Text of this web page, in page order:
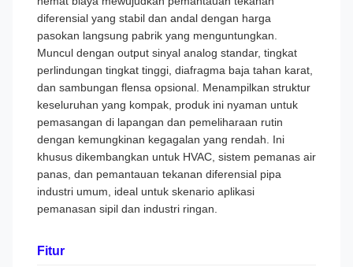
diferensial yang stabil dan andal dengan harga
pasokan langsung pabrik yang menguntungkan.
Muncul dengan output sinyal analog standar, tingkat
perlindungan tingkat tinggi, diafragma baja tahan karat,
dan sambungan flensa opsional. Menampilkan struktur
keseluruhan yang kompak, produk ini nyaman untuk
pemasangan di lapangan dan pemeliharaan rutin
dengan kemungkinan kegagalan yang rendah. Ini
khusus dikembangkan untuk HVAC, sistem pemanas air
panas, dan pemantauan tekanan diferensial pipa
industri umum, ideal untuk skenario aplikasi
pemanasan sipil dan industri ringan.
Fitur